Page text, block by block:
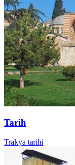
Tarih
Trakya tarihi